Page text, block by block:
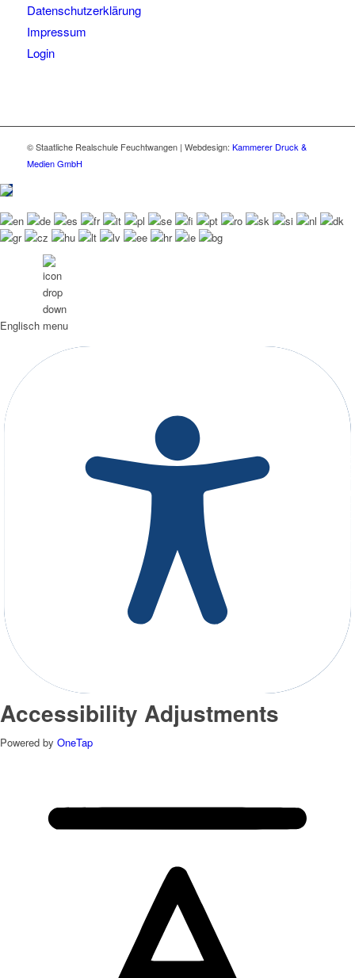
Datenschutzerklärung
Impressum
Login
© Staatliche Realschule Feuchtwangen | Webdesign: Kammerer Druck &
Medien GmbH
Englisch
Accessibility Adjustments
Powered by OneTap